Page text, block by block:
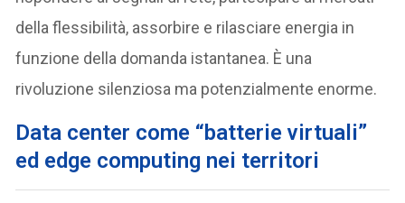
della flessibilità, assorbire e rilasciare energia in
funzione della domanda istantanea. È una
rivoluzione silenziosa ma potenzialmente enorme.
Data center come “batterie virtuali”
ed edge computing nei territori